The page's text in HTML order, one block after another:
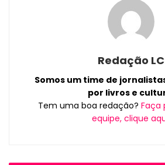
Redação LC
Somos um time de
por livros e
Tem uma boa redação? Faça
equipe, clique